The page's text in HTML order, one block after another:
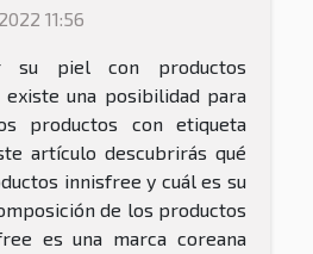
11:56
su piel con productos
existe una posibilidad para
productos con etiqueta
artículo descubrirás qué
innisfree y cuál es su
de los productos
es una marca coreana